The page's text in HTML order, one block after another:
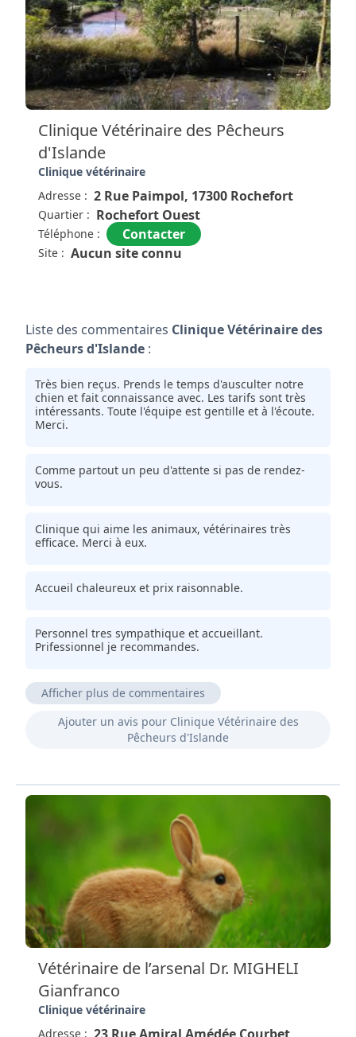
Clinique Vétérinaire des Pêcheurs
d'Islande
Clinique vétérinaire
Adresse : 2 Rue Paimpol, 17300 Rochefort
Quartier : Rochefort Ouest
Téléphone : Contacter
Site : Aucun site connu
Liste des commentaires Clinique Vétérinaire des
Pêcheurs d'Islande :
Très bien reçus. Prends le temps d'ausculter notre
chien et fait connaissance avec. Les tarifs sont très
intéressants. Toute l'équipe est gentille et à l'écoute.
Merci.
Comme partout un peu d'attente si pas de rendez-
vous.
Clinique qui aime les animaux, vétérinaires très
efficace. Merci à eux.
Accueil chaleureux et prix raisonnable.
Personnel tres sympathique et accueillant.
Prifessionnel je recommandes.
Afficher plus de commentaires
Clinique vétérinaire professionnel le et humaine.
Merci de votre soutien important dans certaine
Très bon accueil téléphonique et sur place bravo.
Clinique très professionnel personnel très
accueillant je recommande.
Très bien, bon accueil, des professionnels à l'écoute.
Ajouter un avis pour Clinique Vétérinaire des
Pêcheurs d'Islande
Vétérinaire de l’arsenal Dr. MIGHELI
Gianfranco
Clinique vétérinaire
Adresse :